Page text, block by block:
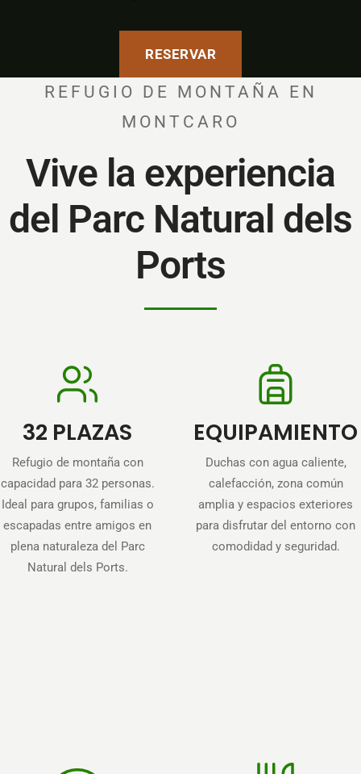
RESERVAR
REFUGIO DE MONTAÑA EN
MONTCARO
Vive la experiencia
del Parc Natural dels
Ports
32 PLAZAS
Refugio de montaña con
capacidad para 32 personas.
Ideal para grupos, familias o
escapadas entre amigos en
plena naturaleza del Parc
Natural dels Ports.
EQUIPAMIENTO
Duchas con agua caliente,
calefacción, zona común
amplia y espacios exteriores
para disfrutar del entorno con
comodidad y seguridad.